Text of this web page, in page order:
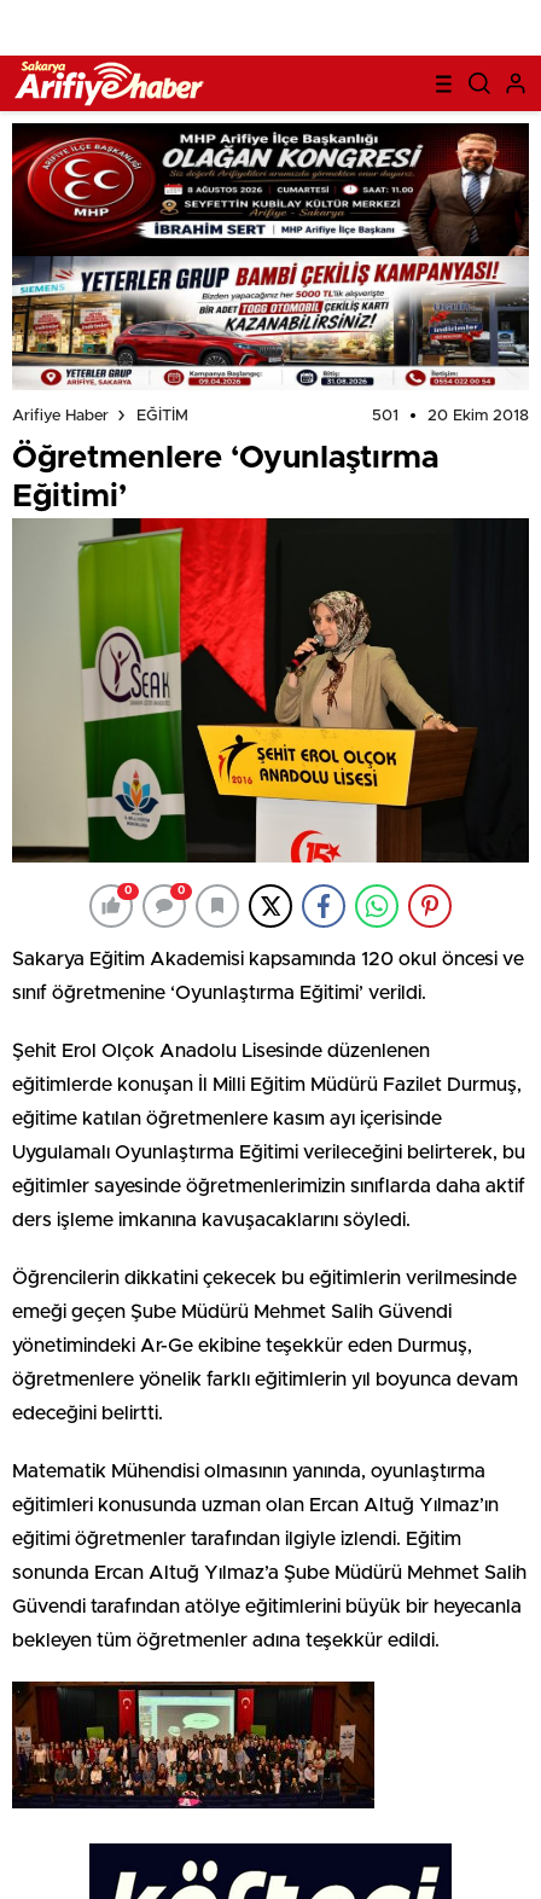
Arifiye Haber EĞİTİM 501 20 Ekim 2018
Öğretmenlere ‘Oyunlaştırma
Eğitimi’
0 0
Sakarya Eğitim Akademisi kapsamında 120 okul öncesi ve
sınıf öğretmenine ‘Oyunlaştırma Eğitimi’ verildi.
Şehit Erol Olçok Anadolu Lisesinde düzenlenen
eğitimlerde konuşan İl Milli Eğitim Müdürü Fazilet Durmuş,
eğitime katılan öğretmenlere kasım ayı içerisinde
Uygulamalı Oyunlaştırma Eğitimi verileceğini belirterek, bu
eğitimler sayesinde öğretmenlerimizin sınıflarda daha aktif
ders işleme imkanına kavuşacaklarını söyledi.
Öğrencilerin dikkatini çekecek bu eğitimlerin verilmesinde
emeği geçen Şube Müdürü Mehmet Salih Güvendi
yönetimindeki Ar-Ge ekibine teşekkür eden Durmuş,
öğretmenlere yönelik farklı eğitimlerin yıl boyunca devam
edeceğini belirtti.
Matematik Mühendisi olmasının yanında, oyunlaştırma
eğitimleri konusunda uzman olan Ercan Altuğ Yılmaz’ın
eğitimi öğretmenler tarafından ilgiyle izlendi. Eğitim
sonunda Ercan Altuğ Yılmaz’a Şube Müdürü Mehmet Salih
Güvendi tarafından atölye eğitimlerini büyük bir heyecanla
bekleyen tüm öğretmenler adına teşekkür edildi.